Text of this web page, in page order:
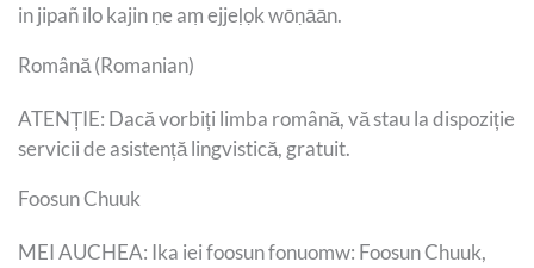
in jipañ ilo kajin ṇe aṃ ejjeḷọk wōṇāān.
Română (Romanian)
ATENȚIE: Dacă vorbiți limba română, vă stau la dispoziție
servicii de asistență lingvistică, gratuit.
Foosun Chuuk
MEI AUCHEA: Ika iei foosun fonuomw: Foosun Chuuk,